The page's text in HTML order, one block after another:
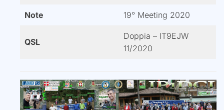
Note 19° Meeting 2020
QSL
Doppia – IT9EJW
11/2020